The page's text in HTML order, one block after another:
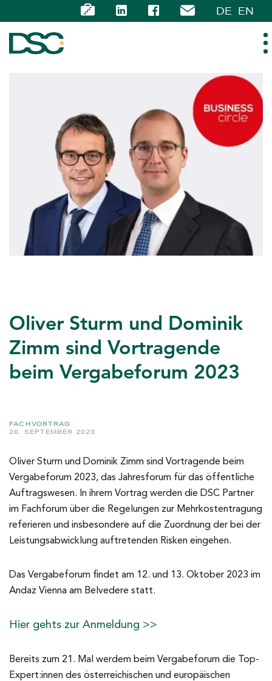
DE EN
ÜBER UNS
EXPERTISE
TEAM
NEWS
KARRIERE
Oliver Sturm und Dominik
Zimm sind Vortragende
beim Vergabeforum 2023
FACHVORTRAG
26. SEPTEMBER 2023
Oliver Sturm und Dominik Zimm sind Vortragende beim
Vergabeforum 2023, das Jahresforum für das öffentliche
Auftragswesen. In ihrem Vortrag werden die DSC Partner
im Fachforum über die Regelungen zur Mehrkostentragung
referieren und insbesondere auf die Zuordnung der bei der
Leistungsabwicklung auftretenden Risken eingehen.
Das Vergabeforum findet am 12. und 13. Oktober 2023 im
Andaz Vienna am Belvedere statt.
Hier gehts zur Anmeldung >>
Bereits zum 21. Mal werdem beim Vergabeforum die Top-
Expert:innen des österreichischen und europäischen